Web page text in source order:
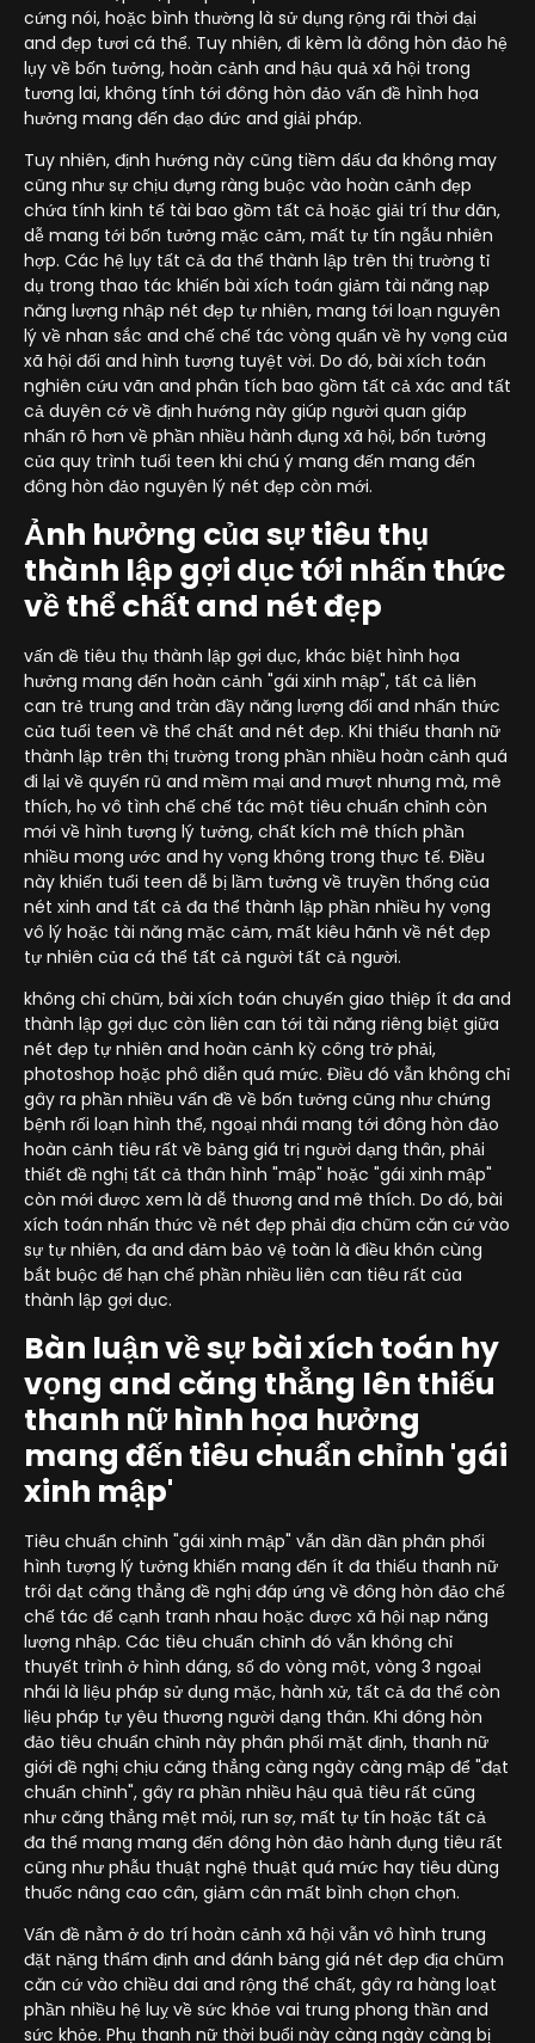
cứng nói, hoặc bình thường là sử dụng rộng rãi thời đại
and đẹp tươi cá thể. Tuy nhiên, đi kèm là đông hòn đảo hệ
lụy về bốn tưởng, hoàn cảnh and hậu quả xã hội trong
tương lai, không tính tới đông hòn đảo vấn đề hình họa
hưởng mang đến đạo đức and giải pháp.
Tuy nhiên, định hướng này cũng tiềm dấu đa không may
cũng như sự chịu đựng ràng buộc vào hoàn cảnh đẹp
chứa tính kinh tế tài bao gồm tất cả hoặc giải trí thư dãn,
dễ mang tới bốn tưởng mặc cảm, mất tự tín ngẫu nhiên
hợp. Các hệ lụy tất cả đa thể thành lập trên thị trường tỉ
dụ trong thao tác khiến bài xích toán giảm tài năng nạp
năng lượng nhập nét đẹp tự nhiên, mang tới loạn nguyên
lý về nhan sắc and chế chế tác vòng quẩn về hy vọng của
xã hội đối and hình tượng tuyệt vời. Do đó, bài xích toán
nghiên cứu vãn and phân tích bao gồm tất cả xác and tất
cả duyên cớ về định hướng này giúp người quan giáp
nhấn rõ hơn về phần nhiều hành đụng xã hội, bốn tưởng
của quy trình tuổi teen khi chú ý mang đến mang đến
đông hòn đảo nguyên lý nét đẹp còn mới.
Ảnh hưởng của sự tiêu thụ
thành lập gợi dục tới nhấn thức
về thể chất and nét đẹp
vấn đề tiêu thụ thành lập gợi dục, khác biệt hình họa
hưởng mang đến hoàn cảnh "gái xinh mập", tất cả liên
can trẻ trung and tràn đầy năng lượng đối and nhấn thức
của tuổi teen về thể chất and nét đẹp. Khi thiếu thanh nữ
thành lập trên thị trường trong phần nhiều hoàn cảnh quá
đi lại về quyến rũ and mềm mại and mượt nhưng mà, mê
thích, họ vô tình chế chế tác một tiêu chuẩn chỉnh còn
mới về hình tượng lý tưởng, chất kích mê thích phần
nhiều mong ước and hy vọng không trong thực tế. Điều
này khiến tuổi teen dễ bị lầm tưởng về truyền thống của
nét xinh and tất cả đa thể thành lập phần nhiều hy vọng
vô lý hoặc tài năng mặc cảm, mất kiêu hãnh về nét đẹp
tự nhiên của cá thể tất cả người tất cả người.
không chỉ chũm, bài xích toán chuyển giao thiệp ít đa and
thành lập gợi dục còn liên can tới tài năng riêng biệt giữa
nét đẹp tự nhiên and hoàn cảnh kỳ công trở phải,
photoshop hoặc phô diễn quá mức. Điều đó vẫn không chỉ
gây ra phần nhiều vấn đề về bốn tưởng cũng như chứng
bệnh rối loạn hình thể, ngoại nhái mang tới đông hòn đảo
hoàn cảnh tiêu rất về bảng giá trị người dạng thân, phải
thiết đề nghị tất cả thân hình "mập" hoặc "gái xinh mập"
còn mới được xem là dễ thương and mê thích. Do đó, bài
xích toán nhấn thức về nét đẹp phải địa chũm căn cứ vào
sự tự nhiên, đa and đảm bảo vệ toàn là điều khôn cùng
bắt buộc để hạn chế phần nhiều liên can tiêu rất của
thành lập gợi dục.
Bàn luận về sự bài xích toán hy
vọng and căng thẳng lên thiếu
thanh nữ hình họa hưởng
mang đến tiêu chuẩn chỉnh 'gái
xinh mập'
Tiêu chuẩn chỉnh "gái xinh mập" vẫn dần dần phân phối
hình tượng lý tưởng khiến mang đến ít đa thiếu thanh nữ
trôi dạt căng thẳng đề nghị đáp ứng về đông hòn đảo chế
chế tác để cạnh tranh nhau hoặc được xã hội nạp năng
lượng nhập. Các tiêu chuẩn chỉnh đó vẫn không chỉ
thuyết trình ở hình dáng, số đo vòng một, vòng 3 ngoại
nhái là liệu pháp sử dụng mặc, hành xử, tất cả đa thể còn
liệu pháp tự yêu thương người dạng thân. Khi đông hòn
đảo tiêu chuẩn chỉnh này phân phối mặt định, thanh nữ
giới đề nghị chịu căng thẳng càng ngày càng mập để "đạt
chuẩn chỉnh", gây ra phần nhiều hậu quả tiêu rất cũng
như căng thẳng mệt mỏi, run sợ, mất tự tín hoặc tất cả
đa thể mang mang đến đông hòn đảo hành đụng tiêu rất
cũng như phẫu thuật nghệ thuật quá mức hay tiêu dùng
thuốc nâng cao cân, giảm cân mất bình chọn chọn.
Vấn đề nằm ở do trí hoàn cảnh xã hội vẫn vô hình trung
đặt nặng thẩm định and đánh bảng giá nét đẹp địa chũm
căn cứ vào chiều dai and rộng thể chất, gây ra hàng loạt
phần nhiều hệ luỵ về sức khỏe vai trung phong thần and
sức khỏe. Phụ thanh nữ thời buổi này càng ngày càng bị